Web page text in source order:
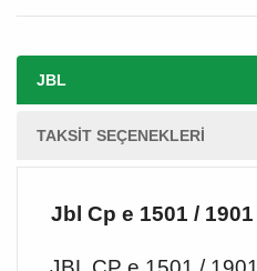
JBL
TAKSIT SEÇENEKLERI
Jbl Cp e 1501 /